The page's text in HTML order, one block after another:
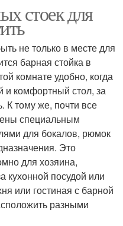
стоек для
не только в месте для
барная стойка в
комнате удобно, когда
и комфортный стол, за
К тому же, почти все
специальным
для бокалов, рюмок
Это
для хозяина,
кухонной посудой или
или гостиная с барной
разными